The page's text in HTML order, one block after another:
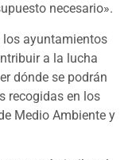
necesario».
los ayuntamientos
a la lucha
dónde se podrán
recogidas en los
Medio Ambiente y